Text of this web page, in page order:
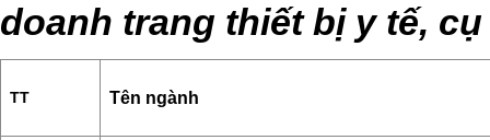
doanh trang thiết bị y tế,
TT Tên ngành